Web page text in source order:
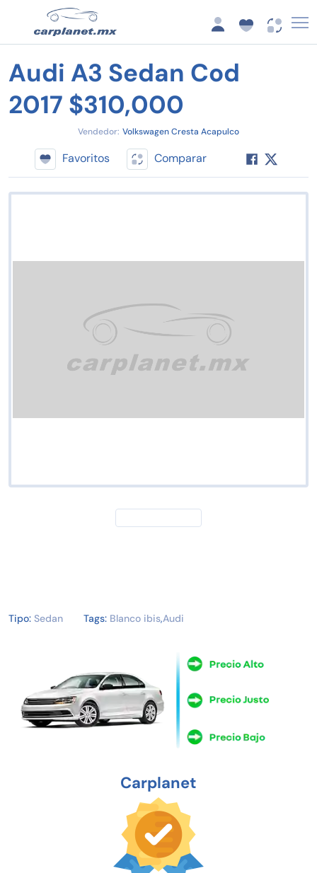
Audi A3 Sedan Cod
2017 $310,000
Vendedor: Volkswagen Cresta Acapulco
Favoritos Comparar
Tipo: Sedan Tags: Blanco ibis,Audi
Carplanet